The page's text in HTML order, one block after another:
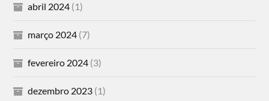
abril 2024 (1)
março 2024 (7)
fevereiro 2024 (3)
dezembro 2023 (1)